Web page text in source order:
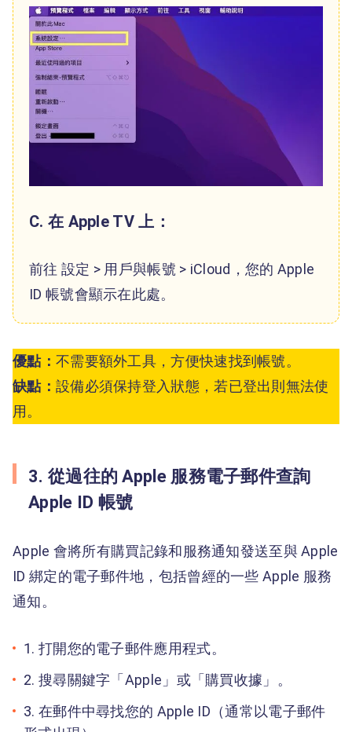
C. 在 Apple TV 上：
前往 設定 > 用戶與帳號 > iCloud，您的 Apple
ID 帳號會顯示在此處。
優點： 不需要額外工具，方便快速找到帳號。
缺點： 設備必須保持登入狀態，若已登出則無法使
用。
3. 從過往的 Apple 服務電子郵件查詢
Apple ID 帳號
Apple 會將所有購買記錄和服務通知發送至與 Apple
ID 綁定的電子郵件地，包括曾經的一些 Apple 服務
通知。
1. 打開您的電子郵件應用程式。
2. 搜尋關鍵字「Apple」或「購買收據」。
3. 在郵件中尋找您的 Apple ID（通常以電子郵件